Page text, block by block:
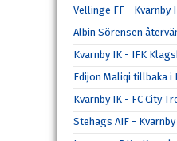
Vellinge FF -
Albin Sörensen
Kvarnby IK - IFK
Edijon Maliqi tillbaka i
Kvarnby IK - FC City
Stehags AIF -